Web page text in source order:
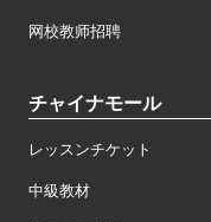
网校教师招聘
チャイナモール
レッスンチケット
中級教材